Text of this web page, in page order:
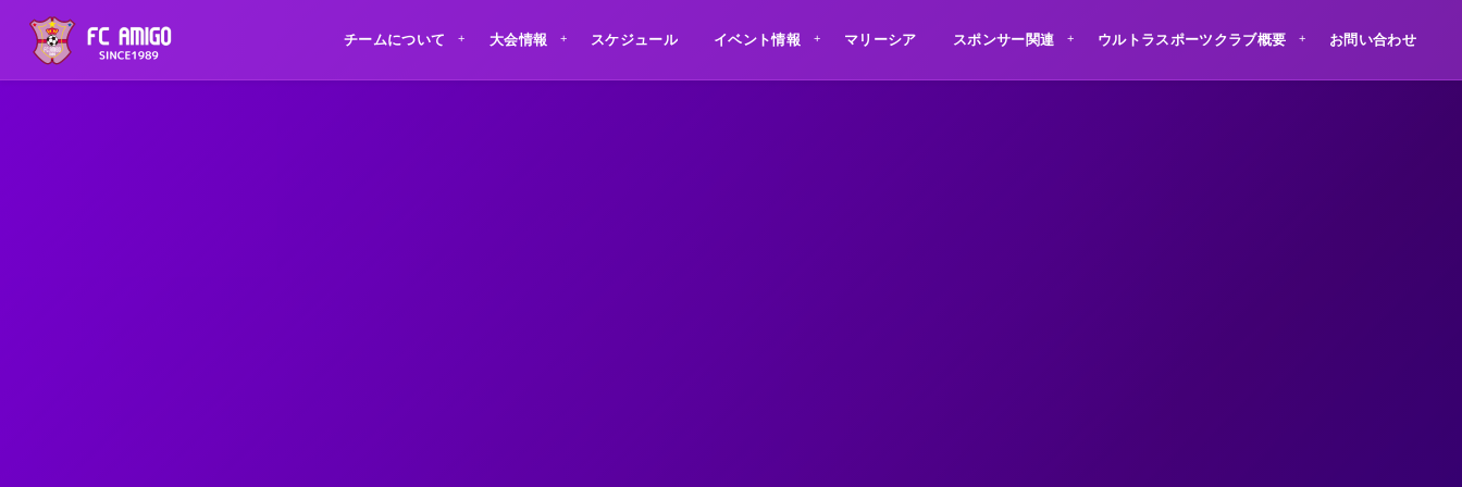
チームについて 大会情報 スケジュール イベント情報 マリーシア スポンサー関連 ウルトラスポーツクラブ概要 お問い合わせ